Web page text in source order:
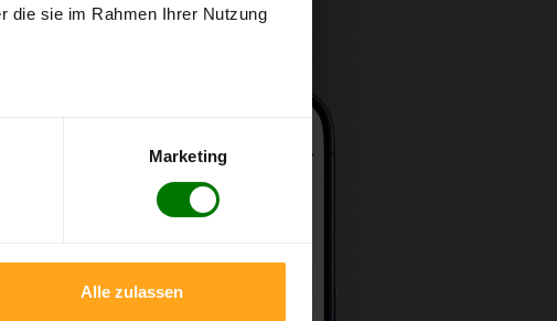
die sie im Rahmen Ihrer Nutzung
Marketing
Alle zulassen